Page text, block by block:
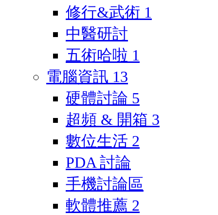
修行&武術 1
中醫研討
五術哈啦 1
電腦資訊 13
硬體討論 5
超頻 & 開箱 3
數位生活 2
PDA 討論
手機討論區
軟體推薦 2